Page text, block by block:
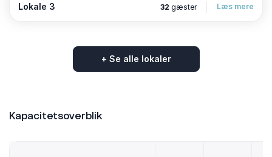
Lokale 3 32 gæster Læs mere
+ Se alle lokaler
Kapacitetsoverblik